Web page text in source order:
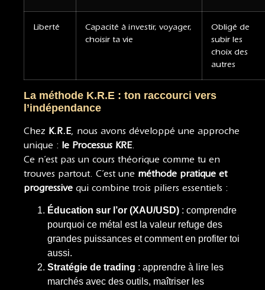
Liberté
Capacité à investir, voyager,
choisir ta vie
Obligé de
subir les
choix des
autres
La méthode K.R.E : ton raccourci vers
l’indépendance
Chez K.R.E, nous avons développé une approche
unique : le Processus KRE.
Ce n’est pas un cours théorique comme tu en
trouves partout. C’est une méthode pratique et
progressive qui combine trois piliers essentiels :
Éducation sur l’or (XAU/USD) : comprendre
pourquoi ce métal est la valeur refuge des
grandes puissances et comment en profiter toi
aussi.
Stratégie de trading : apprendre à lire les
marchés avec des outils, maîtriser les